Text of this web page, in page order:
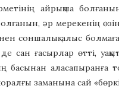
айрықша
әр мерекенің
соншалық алыс
сан ғасырлар өтті,
басынан
заманына сай